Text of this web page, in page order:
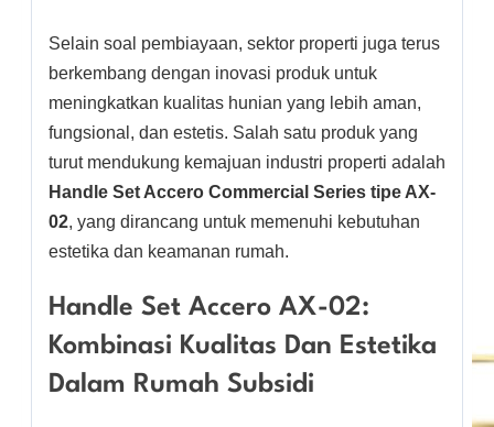
Selain soal pembiayaan, sektor properti juga terus
berkembang dengan inovasi produk untuk
meningkatkan kualitas hunian yang lebih aman,
fungsional, dan estetis. Salah satu produk yang
turut mendukung kemajuan industri properti adalah
Handle Set Accero Commercial Series tipe AX-
02, yang dirancang untuk memenuhi kebutuhan
estetika dan keamanan rumah.
Handle Set Accero AX-02:
Kombinasi Kualitas Dan Estetika
Dalam Rumah Subsidi